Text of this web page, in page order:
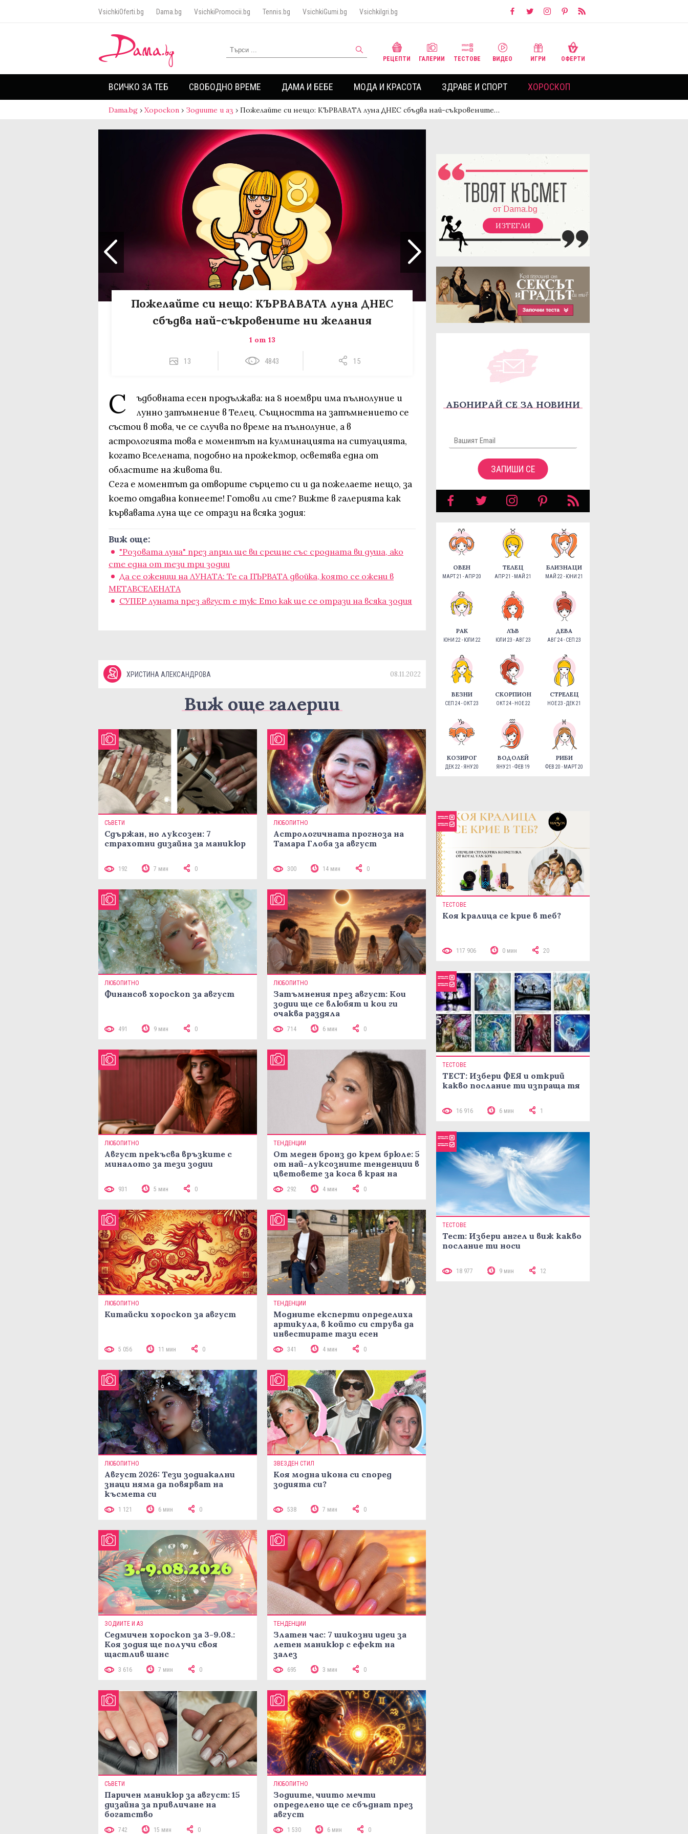
VsichkiOferti.bg Dama.bg VsichkiPromocii.bg Tennis.bg VsichkiGumi.bg VsichkiIgri.bg
РЕЦЕПТИ ГАЛЕРИИ ТЕСТОВЕ ВИДЕО ИГРИ ОФЕРТИ
ВСИЧКО ЗА ТЕБ СВОБОДНО ВРЕМЕ ДАМА И БЕБЕ МОДА И КРАСОТА ЗДРАВЕ И СПОРТ ХОРОСКОП
Dama.bg › Хороскоп › Зодиите и аз › Пожелайте си нещо: КЪРВАВАТА луна ДНЕС сбъдва най-съкровените…
Пожелайте си нещо: КЪРВАВАТА луна ДНЕС
сбъдва най-съкровените ни желания
1 от 13
13 4843 15
С
ъдбовната есен продължава: на 8 ноември има пълнолуние и
лунно затъмнение в Телец. Същността на затъмнението се
състои в това, че се случва по време на пълнолуние, а в
астрологията това е моментът на кулминацията на ситуацията,
когато Вселената, подобно на прожектор, осветява една от
областите на живота ви.
Сега е моментът да отворите сърцето си и да пожелаете нещо, за
което отдавна копнеете! Готови ли сте? Вижте в галерията как
кървавата луна ще се отрази на всяка зодия:
Виж още:
"Розовата луна" през април ще ви срещне със сродната ви душа, ако
сте една от тези три зодии
Да се ожениш на ЛУНАТА: Те са ПЪРВАТА двойка, която се ожени в
МЕТАВСЕЛЕНАТА
СУПЕР луната през август е тук: Ето как ще се отрази на всяка зодия
ХРИСТИНА АЛЕКСАНДРОВА 08.11.2022
Виж още галерии
СЪВЕТИ
Сдържан, но луксозен: 7
страхотни дизайна за маникюр
192 7 мин 0
ЛЮБОПИТНО
Астрологичната прогноза на
Тамара Глоба за август
300 14 мин 0
ЛЮБОПИТНО
Финансов хороскоп за август
491 9 мин 0
ЛЮБОПИТНО
Затъмнения през август: Кои
зодии ще се влюбят и кои ги
очаква раздяла
714 6 мин 0
ЛЮБОПИТНО
Август прекъсва връзките с
миналото за тези зодии
931 5 мин 0
ТЕНДЕНЦИИ
От меден бронз до крем брюле: 5
от най-луксозните тенденции в
цветовете за коса в края на
292 4 мин 0
ЛЮБОПИТНО
Китайски хороскоп за август
5 056 11 мин 0
ТЕНДЕНЦИИ
Модните експерти определиха
артикула, в който си струва да
инвестирате тази есен
341 4 мин 0
ЛЮБОПИТНО
Август 2026: Тези зодиакални
знаци няма да повярват на
късмета си
1 121 6 мин 0
ЗВЕЗДЕН СТИЛ
Коя модна икона си според
зодията си?
538 7 мин 0
ЗОДИИТЕ И АЗ
Седмичен хороскоп за 3-9.08.:
Коя зодия ще получи своя
щастлив шанс
3 616 7 мин 0
ТЕНДЕНЦИИ
Златен час: 7 шикозни идеи за
летен маникюр с ефект на
залез
695 3 мин 0
СЪВЕТИ
Паричен маникюр за август: 15
дизайна за привличане на
богатство
742 15 мин 0
ЛЮБОПИТНО
Зодиите, чиито мечти
определено ще се сбъднат през
август
1 530 6 мин 0
ИЗТЕГЛИ
АБОНИРАЙ СЕ ЗА НОВИНИ
ЗАПИШИ СЕ
ОВЕН
МАРТ 21 - АПР 20
ТЕЛЕЦ
АПР 21 - МАЙ 21
БЛИЗНАЦИ
МАЙ 22 - ЮНИ 21
РАК
ЮНИ 22 - ЮЛИ 22
ЛЪВ
ЮЛИ 23 - АВГ 23
ДЕВА
АВГ 24 - СЕП 23
ВЕЗНИ
СЕП 24 - ОКТ 23
СКОРПИОН
ОКТ 24 - НОЕ 22
СТРЕЛЕЦ
НОЕ 23 - ДЕК 21
КОЗИРОГ
ДЕК 22 - ЯНУ 20
ВОДОЛЕЙ
ЯНУ 21 - ФЕВ 19
РИБИ
ФЕВ 20 - МАРТ 20
ТЕСТОВЕ
Коя кралица се крие в теб?
117 906 0 мин 20
ТЕСТОВЕ
ТЕСТ: Избери ФЕЯ и открий
какво послание ти изпраща тя
16 916 6 мин 1
ТЕСТОВЕ
Тест: Избери ангел и виж какво
послание ти носи
18 977 9 мин 12